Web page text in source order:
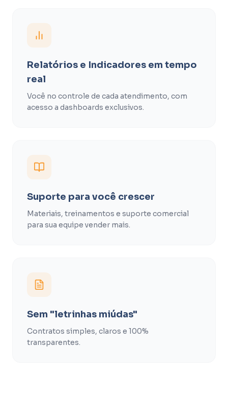
Relatórios e Indicadores em tempo
real
Você no controle de cada atendimento, com
acesso a dashboards exclusivos.
Suporte para você crescer
Materiais, treinamentos e suporte comercial
para sua equipe vender mais.
Sem "letrinhas miúdas"
Contratos simples, claros e 100%
transparentes.